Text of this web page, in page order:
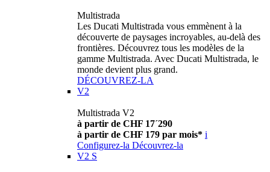
Multistrada
Les Ducati Multistrada vous emmènent à la
découverte de paysages incroyables, au-delà des
frontières. Découvrez tous les modèles de la
gamme Multistrada. Avec Ducati Multistrada, le
monde devient plus grand.
DÉCOUVREZ-LA
V2
Multistrada V2
à partir de CHF 17´290
à partir de CHF 179 par mois* i
Configurez-la Découvrez-la
V2 S